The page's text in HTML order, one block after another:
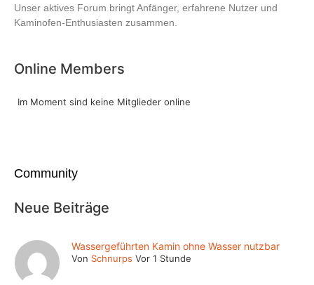
Unser aktives Forum bringt Anfänger, erfahrene Nutzer und
Kaminofen-Enthusiasten zusammen.
Online Members
Im Moment sind keine Mitglieder online
Community
Neue Beiträge
Wassergeführten Kamin ohne Wasser nutzbar
Von Schnurps Vor 1 Stunde